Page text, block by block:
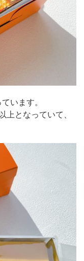
います。
となっていて、